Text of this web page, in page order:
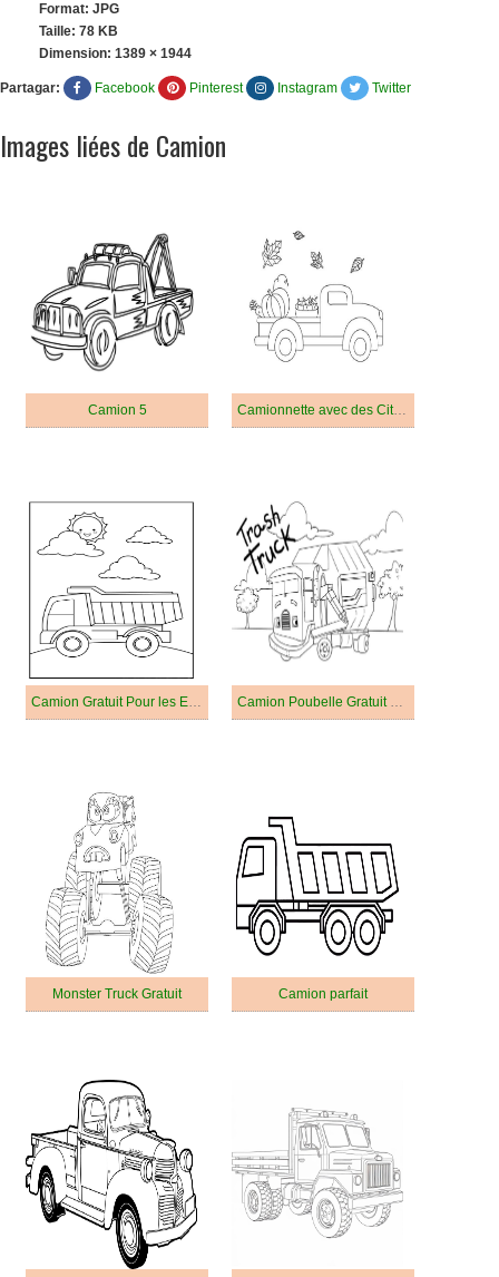
Format: JPG
Taille: 78 KB
Dimension: 1389 × 1944
Partagar: Facebook Pinterest Instagram Twitter
Images liées de Camion
Camion 5 Camionnette avec des Citrouilles
Camion Gratuit Pour les Enfants Camion Poubelle Gratuit Pour les Enfants
Monster Truck Gratuit Camion parfait